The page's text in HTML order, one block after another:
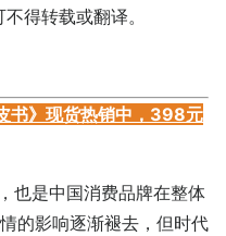
得转载或翻译。
书》现货热销中，398元
也是中国消费品牌在整体
的影响逐渐褪去，但时代